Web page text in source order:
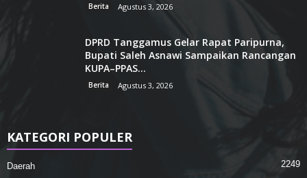
Berita Agustus 3, 2026
DPRD Tanggamus Gelar Rapat Paripurna,
Bupati Saleh Asnawi Sampaikan Rancangan
KUPA–PPAS...
Berita Agustus 3, 2026
KATEGORI POPULER
Daerah 2249